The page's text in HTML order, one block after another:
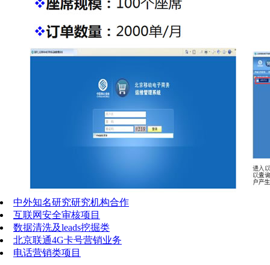
中外知名研究研究机构合作
互联网安全审核项目
数据清洗及leads挖掘类
北京联通4G卡号营销业务
电话营销类项目